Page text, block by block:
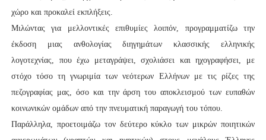
χώρο και προκαλεί εκπλήξεις.
Μιλώντας για μελλοντικές επιθυμίες λοιπόν, προγραμματίζω την
έκδοση μιας ανθολογίας διηγημάτων κλασσικής ελληνικής
λογοτεχνίας, που έχω μεταγράψει, σχολιάσει και ηχογραφήσει, με
στόχο τόσο τη γνωριμία των νεότερων Ελλήνων με τις ρίζες της
πεζογραφίας μας, όσο και την άρση του αποκλεισμού των ευπαθών
κοινωνικών ομάδων από την πνευματική παραγωγή του τόπου.
Παράλληλα, προετοιμάζω τον δεύτερο κύκλο των μικρών ποιητικών